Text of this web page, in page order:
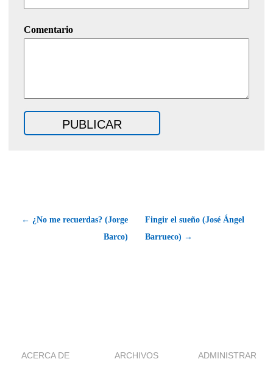
Comentario
← ¿No me recuerdas? (Jorge
Barco)
Fingir el sueño (José Ángel
Barrueco) →
ACERCA DE ARCHIVOS ADMINISTRAR